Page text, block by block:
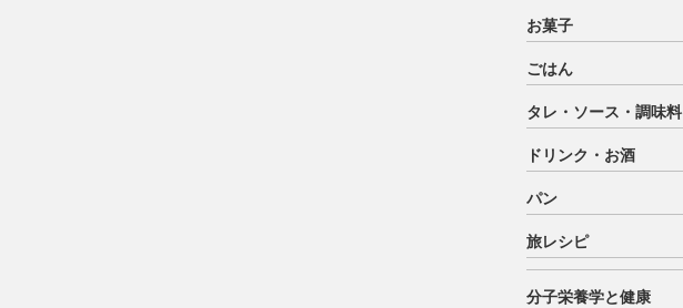
お菓子
ごはん
タレ・ソース・調味料
ドリンク・お酒
パン
旅レシピ
分子栄養学と健康